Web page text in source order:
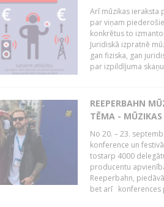
Arī mūzikas ieraksta
par viņam
konkrētus to
Juridiskā izpratnē
gan fiziska, gan
par izpildījuma
REEPERBAHN
TĒMA -
No 20. – 23.
konference un
tostarp 4000
producentu
Reeperbahn,
bet arī konferences